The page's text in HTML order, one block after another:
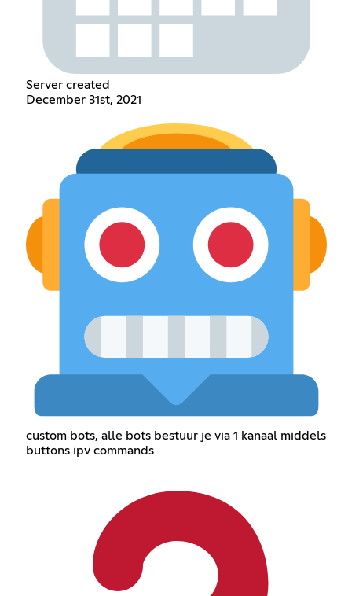
Server created
December 31st, 2021
custom bots, alle bots bestuur je via 1 kanaal middels
buttons ipv commands